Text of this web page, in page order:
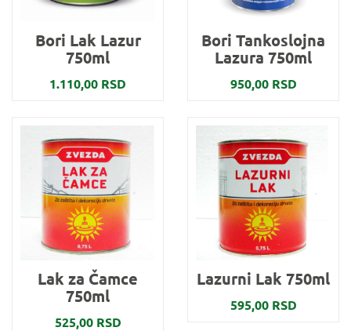
Bori Lak Lazur
750ml
1.110,00 RSD
Bori Tankoslojna
Lazura 750ml
950,00 RSD
Lak za Čamce
750ml
525,00 RSD
Lazurni Lak 750ml
595,00 RSD